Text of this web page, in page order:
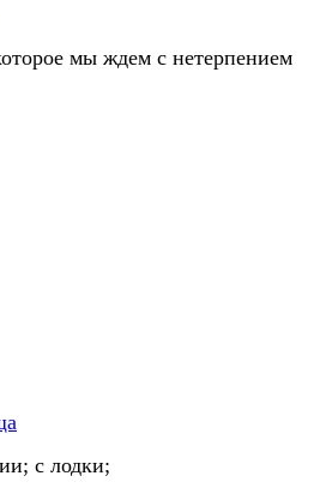
мы ждем с нетерпением
с лодки;